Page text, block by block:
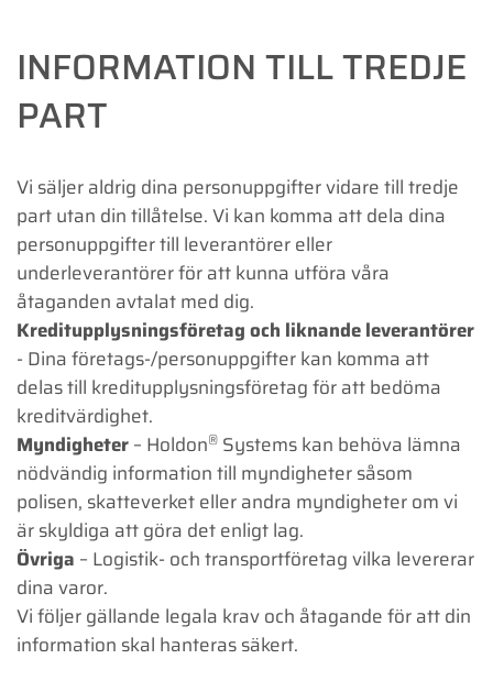
INFORMATION TILL TREDJE
PART
Vi säljer aldrig dina personuppgifter vidare till tredje
part utan din tillåtelse. Vi kan komma att dela dina
personuppgifter till leverantörer eller
underleverantörer för att kunna utföra våra
åtaganden avtalat med dig.
Kreditupplysningsföretag och liknande leverantörer
- Dina företags-/personuppgifter kan komma att
delas till kreditupplysningsföretag för att bedöma
kreditvärdighet.
Myndigheter– Holdon® Systems kan behöva lämna
nödvändig information till myndigheter såsom
polisen, skatteverket eller andra myndigheter om vi
är skyldiga att göra det enligt lag.
Övriga – Logistik- och transportföretag vilka levererar
dina varor.
Vi följer gällande legala krav och åtagande för att din
information skal hanteras säkert.